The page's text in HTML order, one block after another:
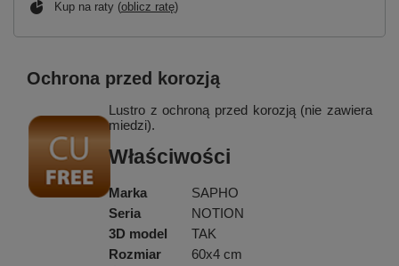
Kup na raty (oblicz ratę)
Ochrona przed korozją
Lustro z ochroną przed korozją (nie zawiera
miedzi).
Właściwości
Marka
SAPHO
Seria
NOTION
3D model
TAK
Rozmiar
60x4 cm